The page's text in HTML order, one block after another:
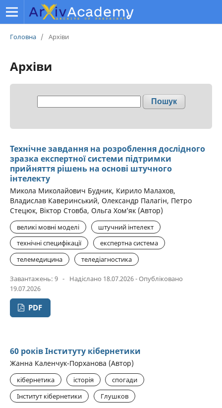
Головна / Архіви
Архіви
Пошук
Технічне завдання на розроблення дослідного
зразка експертної системи підтримки
прийняття рішень на основі штучного
інтелекту
Микола Миколайович Будник, Кирило Малахов,
Владислав Каверинський, Олександр Палагін, Петро
Стецюк, Віктор Стовба, Ольга Хом’як (Автор)
великі мовні моделі
штучний інтелект
технічні специфікації
експертна система
телемедицина
теледіагностика
Завантажень: 9 -
Надіслано 18.07.2026 - Опубліковано
19.07.2026
PDF
60 років Інституту кібернетики
Жанна Каленчук-Порханова (Автор)
кібернетика історія
спогади
Інститут кібернетики
Глушков